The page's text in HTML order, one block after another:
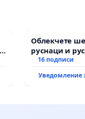
Облекчете
руснаци и
българи
16 подписи
Уведомление